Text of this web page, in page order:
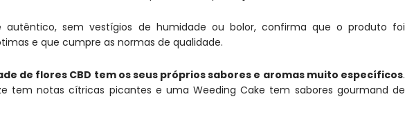
autêntico, sem vestígios de humidade ou bolor, confirma que o produto foi
e que cumpre as normas de qualidade.
de flores CBD tem os seus próprios sabores e aromas muito específicos.
tem notas cítricas picantes e uma Weeding Cake tem sabores gourmand de